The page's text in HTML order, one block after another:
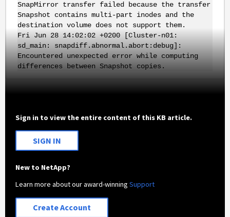
SnapMirror transfer failed because the transfer
Snapshot contains multi-part inodes and the
destination volume does not support them.
Fri Jun 28 14:02:02 +0200 [Cluster-n01:
sd_main: snapdiff.abnormal.abort:debug]:
Encountered unexpected error while computing
differences between Snapshot copies.
Sign in to view the entire content of this KB article.
SIGN IN
New to NetApp?
Learn more about our award-winningSupport
Create Account